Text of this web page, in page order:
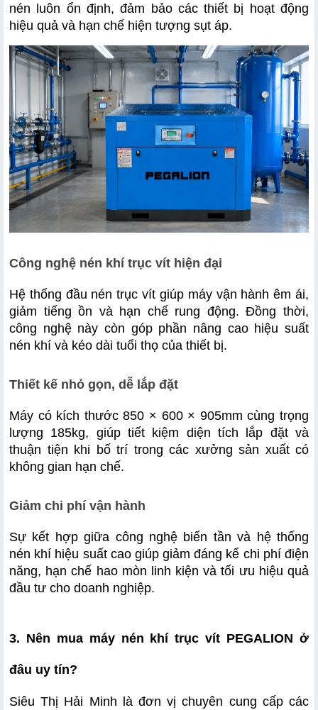
nén luôn ổn định, đảm bảo các thiết bị hoạt động
hiệu quả và hạn chế hiện tượng sụt áp.
Công nghệ nén khí trục vít hiện đại
Hệ thống đầu nén trục vít giúp máy vận hành êm ái,
giảm tiếng ồn và hạn chế rung động. Đồng thời,
công nghệ này còn góp phần nâng cao hiệu suất
nén khí và kéo dài tuổi thọ của thiết bị.
Thiết kế nhỏ gọn, dễ lắp đặt
Máy có kích thước 850 × 600 × 905mm cùng trọng
lượng 185kg, giúp tiết kiệm diện tích lắp đặt và
thuận tiện khi bố trí trong các xưởng sản xuất có
không gian hạn chế.
Giảm chi phí vận hành
Sự kết hợp giữa công nghệ biến tần và hệ thống
nén khí hiệu suất cao giúp giảm đáng kể chi phí điện
năng, hạn chế hao mòn linh kiện và tối ưu hiệu quả
đầu tư cho doanh nghiệp.
3. Nên mua máy nén khí trục vít PEGALION ở
đâu uy tín?
Siêu Thị Hải Minh là đơn vị chuyên cung cấp các